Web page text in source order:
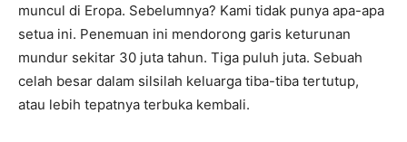
muncul di Eropa. Sebelumnya? Kami tidak punya apa-apa
setua ini. Penemuan ini mendorong garis keturunan
mundur sekitar 30 juta tahun. Tiga puluh juta. Sebuah
celah besar dalam silsilah keluarga tiba-tiba tertutup,
atau lebih tepatnya terbuka kembali.